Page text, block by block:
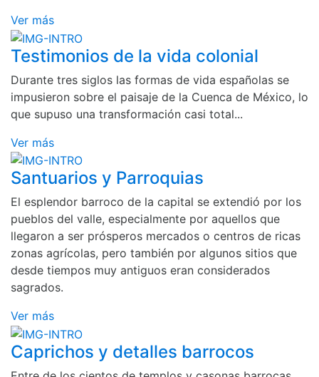
Ver más
Testimonios de la vida colonial
Durante tres siglos las formas de vida españolas se
impusieron sobre el paisaje de la Cuenca de México, lo
que supuso una transformación casi total...
Ver más
Santuarios y Parroquias
El esplendor barroco de la capital se extendió por los
pueblos del valle, especialmente por aquellos que
llegaron a ser prósperos mercados o centros de ricas
zonas agrícolas, pero también por algunos sitios que
desde tiempos muy antiguos eran considerados
sagrados.
Ver más
Caprichos y detalles barrocos